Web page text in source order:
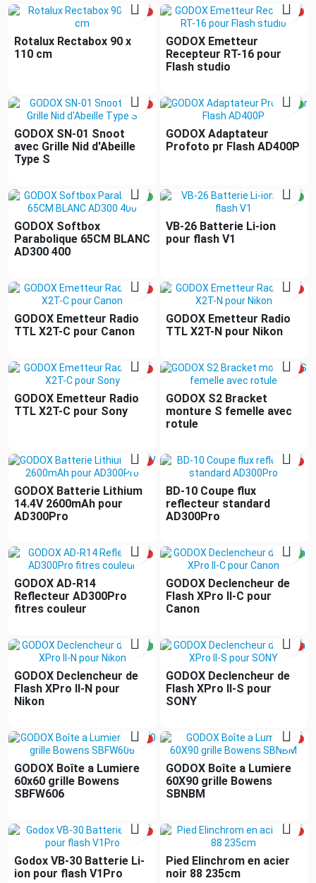

Rotalux Rectabox 90 x
110 cm

GODOX Emetteur
Recepteur RT-16 pour
Flash studio

GODOX SN-01 Snoot
avec Grille Nid d'Abeille
Type S

GODOX Adaptateur
Profoto pr Flash AD400P

GODOX Softbox
Parabolique 65CM BLANC
AD300 400

VB-26 Batterie Li-ion
pour flash V1

GODOX Emetteur Radio
TTL X2T-C pour Canon

GODOX Emetteur Radio
TTL X2T-N pour Nikon

GODOX Emetteur Radio
TTL X2T-C pour Sony

GODOX S2 Bracket
monture S femelle avec
rotule

GODOX Batterie Lithium
14.4V 2600mAh pour
AD300Pro

BD-10 Coupe flux
reflecteur standard
AD300Pro

GODOX AD-R14
Reflecteur AD300Pro
fitres couleur

GODOX Declencheur de
Flash XPro II-C pour
Canon

GODOX Declencheur de
Flash XPro II-N pour
Nikon

GODOX Declencheur de
Flash XPro II-S pour
SONY

GODOX Boîte a Lumiere
60x60 grille Bowens
SBFW606

GODOX Boîte a Lumiere
60X90 grille Bowens
SBNBM

Godox VB-30 Batterie Li-
ion pour flash V1Pro

Pied Elinchrom en acier
noir 88 235cm